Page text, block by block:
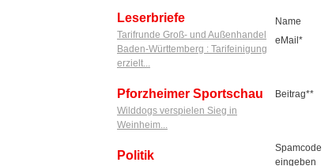
Leserbriefe
Tarifrunde Groß- und Außenhandel
Baden-Württemberg : Tarifeinigung
erzielt...
Pforzheimer Sportschau
Wilddogs verspielen Sieg in
Weinheim...
Politik
Name
eMail*
Beitrag**
Spamcode
eingeben